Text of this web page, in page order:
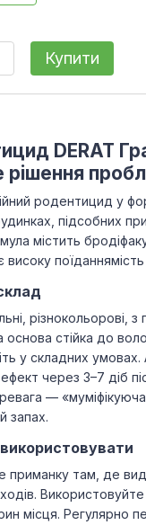
Купити
DERAT
рішення
родентицид у
підсобних
містить
високу
різнокольорові,
основа стійка до
у складних
через 3–7 діб
—
запах.
приманку там, де
ходів.
місця. Регулярно